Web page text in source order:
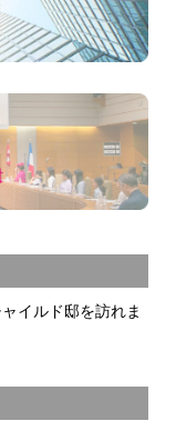
イルド邸を訪れま